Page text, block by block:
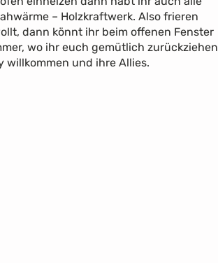
– Holzkraftwerk. Also frieren
dann könnt ihr beim offenen Fenster
wo ihr euch gemütlich zurückziehen
willkommen und ihre Allies.